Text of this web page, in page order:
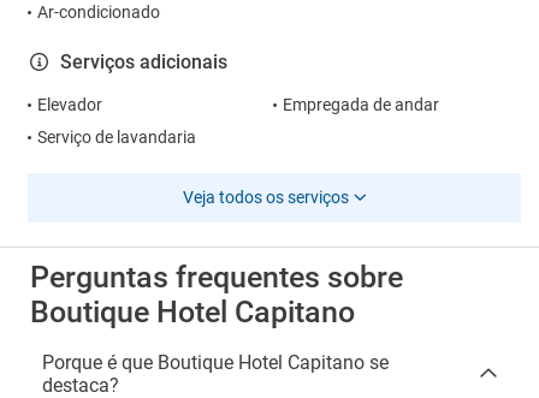
Ar-condicionado
Serviços adicionais
Elevador
Empregada de andar
Serviço de lavandaria
Veja todos os serviços
Perguntas frequentes sobre
Boutique Hotel Capitano
Porque é que Boutique Hotel Capitano se
destaca?